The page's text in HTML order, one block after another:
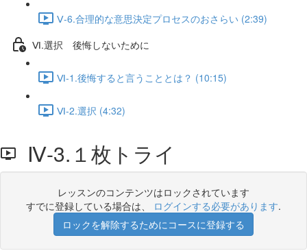
Ⅴ-6.合理的な意思決定プロセスのおさらい (2:39)
Ⅵ.選択 後悔しないために
Ⅵ-1.後悔すると言うこととは？ (10:15)
Ⅵ-2.選択 (4:32)
Ⅳ-3.１枚トライ
レッスンのコンテンツはロックされています
すでに登録している場合は、 ログインする必要があります.
ロックを解除するためにコースに登録する